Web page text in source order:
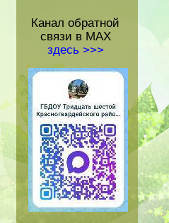
Канал обратной
связи в МАХ
здесь >>>